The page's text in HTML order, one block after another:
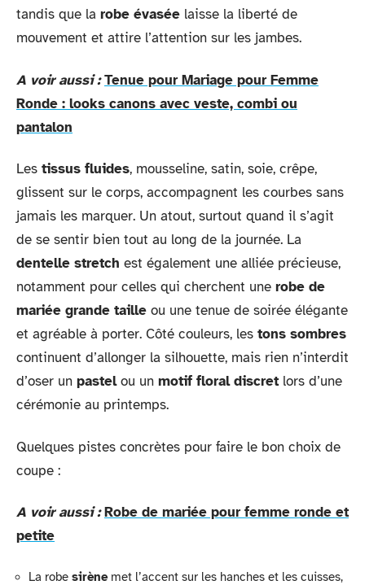
tandis que la robe évasée laisse la liberté de
mouvement et attire l’attention sur les jambes.
A voir aussi : Tenue pour Mariage pour Femme
Ronde : looks canons avec veste, combi ou
pantalon
Les tissus fluides, mousseline, satin, soie, crêpe,
glissent sur le corps, accompagnent les courbes sans
jamais les marquer. Un atout, surtout quand il s’agit
de se sentir bien tout au long de la journée. La
dentelle stretch est également une alliée précieuse,
notamment pour celles qui cherchent une robe de
mariée grande taille ou une tenue de soirée élégante
et agréable à porter. Côté couleurs, les tons sombres
continuent d’allonger la silhouette, mais rien n’interdit
d’oser un pastelou un motif floral discret lors d’une
cérémonie au printemps.
Quelques pistes concrètes pour faire le bon choix de
coupe :
A voir aussi : Robe de mariée pour femme ronde et
petite
La robe sirènemet l’accent sur les hanches et les cuisses,